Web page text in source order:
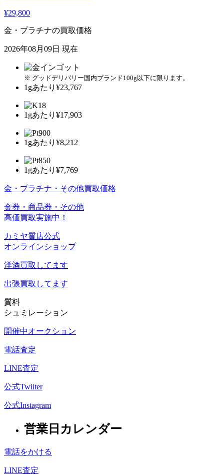
¥29,800
金・プラチナの買取価格
2026年08月09日 現在
※ グッドデリバリー国内ブランド100g以下に限ります。
1gあたり ¥23,767
1gあたり ¥17,903
1gあたり ¥8,212
1gあたり ¥7,769
金・プラチナ・その他買取価格
金券・商品券・その他
高価買取実施中！
カミヤ質店公式
オンラインショップ
洋酒買取してます
出張買取 してます
質料
シュミレーション
開催中オークション
電話査定
LINE査定
公式Twiiter
公式Instagram
営業日カレンダー
電話をかける
LINE査定